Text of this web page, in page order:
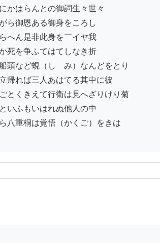
かはらんとの御詞生々世々
ら御恩ある御身をころし
へん是非此身を￣イヤ我
死を争ふてはてしなき折
頭など蜆（しゞみ）なんどをとり
帰れば三人あはてる其中に彼
とくきえて行衛は見へざりけり菊
いふもいはれぬ他人の中
八重桐は覚悟（かくご）をきは